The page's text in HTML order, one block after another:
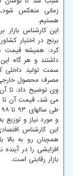
زمانی منعکس
هستیم.
این کارشناس
برنج در اختیار
داشتند و هر گاه
سمت تولید داخلی
مصرف محصول
وی توضیح داد: تا آن
می شد، قیمت آن تا
و مورد نیاز و توزیع
این کارشناس
همچنان رو به بالا
افزایشی را در آینده
بازار رقابتی است.